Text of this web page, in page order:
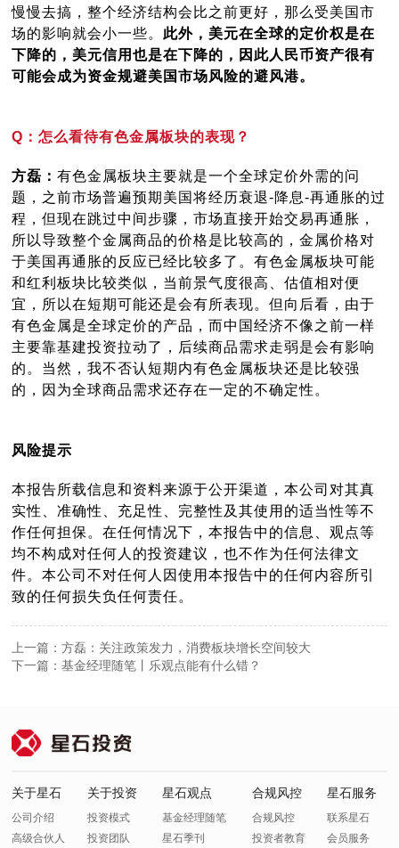
慢慢去搞，整个经济结构会比之前更好，那么受美国市
场的影响就会小一些。 此外，美元在全球的定价权是在
下降的，美元信用也是在下降的，因此人民币资产很有
可能会成为资金规避美国市场风险的避风港。
Q：怎么看待有色金属板块的表现？
方磊：有色金属板块主要就是一个全球定价外需的问
题，之前市场普遍预期美国将经历衰退-降息-再通胀的过
程，但现在跳过中间步骤，市场直接开始交易再通胀，
所以导致整个金属商品的价格是比较高的，金属价格对
于美国再通胀的反应已经比较多了。有色金属板块可能
和红利板块比较类似，当前景气度很高、估值相对便
宜，所以在短期可能还是会有所表现。但向后看，由于
有色金属是全球定价的产品，而中国经济不像之前一样
主要靠基建投资拉动了，后续商品需求走弱是会有影响
的。当然，我不否认短期内有色金属板块还是比较强
的，因为全球商品需求还存在一定的不确定性。
风险提示
本报告所载信息和资料来源于公开渠道，本公司对其真
实性、准确性、充足性、完整性及其使用的适当性等不
作任何担保。在任何情况下，本报告中的信息、观点等
均不构成对任何人的投资建议，也不作为任何法律文
件。本公司不对任何人因使用本报告中的任何内容所引
致的任何损失负任何责任。
上一篇：方磊：关注政策发力，消费板块增长空间较大
下一篇：基金经理随笔丨乐观点能有什么错？
关于星石
公司介绍
高级合伙人
关于投资
投资模式
投资团队
星石观点
基金经理随笔
星石季刊
合规风控
合规风控
投资者教育
星石服务
联系星石
会员服务